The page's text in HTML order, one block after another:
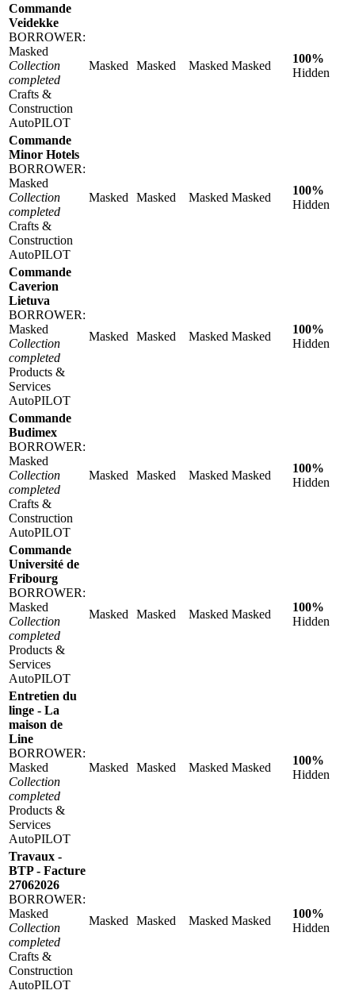
Commande
Veidekke
BORROWER:
Masked
Collection
completed
Crafts &
Construction
AutoPILOT
Masked Masked Masked Masked
100%
Hidden
Commande
Minor Hotels
BORROWER:
Masked
Collection
completed
Crafts &
Construction
AutoPILOT
Masked Masked Masked Masked
100%
Hidden
Commande
Caverion
Lietuva
BORROWER:
Masked
Collection
completed
Products &
Services
AutoPILOT
Masked Masked Masked Masked
100%
Hidden
Commande
Budimex
BORROWER:
Masked
Collection
completed
Crafts &
Construction
AutoPILOT
Masked Masked Masked Masked
100%
Hidden
Commande
Université de
Fribourg
BORROWER:
Masked
Collection
completed
Products &
Services
AutoPILOT
Masked Masked Masked Masked
100%
Hidden
Entretien du
linge - La
maison de
Line
BORROWER:
Masked
Collection
completed
Products &
Services
AutoPILOT
Masked Masked Masked Masked
100%
Hidden
Travaux -
BTP - Facture
27062026
BORROWER:
Masked
Collection
completed
Crafts &
Construction
AutoPILOT
Masked Masked Masked Masked
100%
Hidden